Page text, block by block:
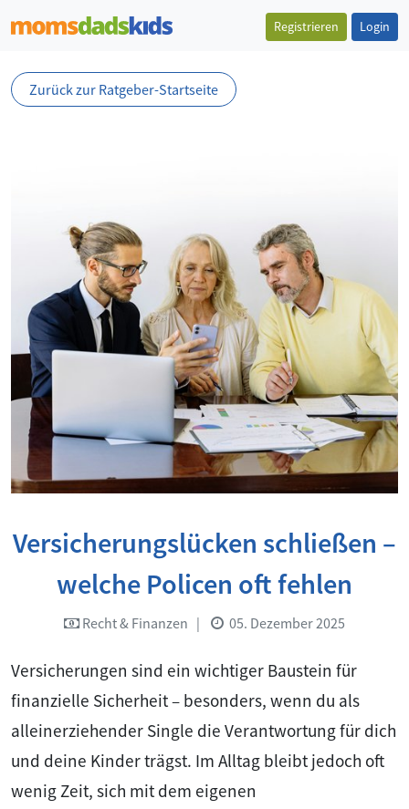
Registrieren Login
Zurück zur Ratgeber-Startseite
Versicherungslücken schließen –
welche Policen oft fehlen
Recht & Finanzen | 05. Dezember 2025
Versicherungen sind ein wichtiger Baustein für
finanzielle Sicherheit – besonders, wenn du als
alleinerziehender Single die Verantwortung für dich
und deine Kinder trägst. Im Alltag bleibt jedoch oft
wenig Zeit, sich mit dem eigenen